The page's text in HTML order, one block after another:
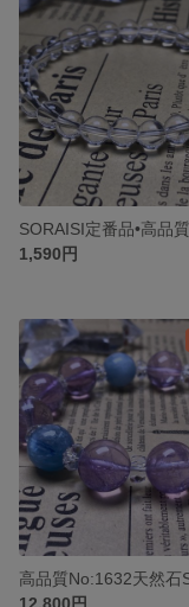
1,590円
12,800円